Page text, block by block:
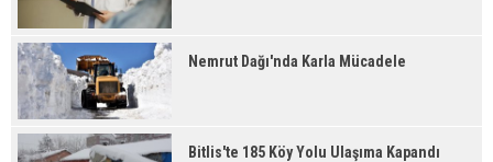
Nemrut Dağı'nda Karla Mücadele
Bitlis'te 185 Köy Yolu Ulaşıma Kapandı